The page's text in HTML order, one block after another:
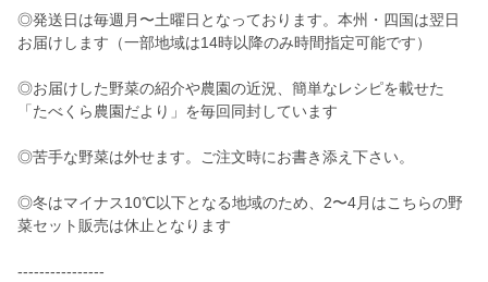
◎発送日は毎週月〜土曜日となっております。本州・四国は翌日
お届けします（一部地域は14時以降のみ時間指定可能です）
◎お届けした野菜の紹介や農園の近況、簡単なレシピを載せた
「たべくら農園だより」を毎回同封しています
◎苦手な野菜は外せます。ご注文時にお書き添え下さい。
◎冬はマイナス10℃以下となる地域のため、2〜4月はこちらの野
菜セット販売は休止となります
----------------